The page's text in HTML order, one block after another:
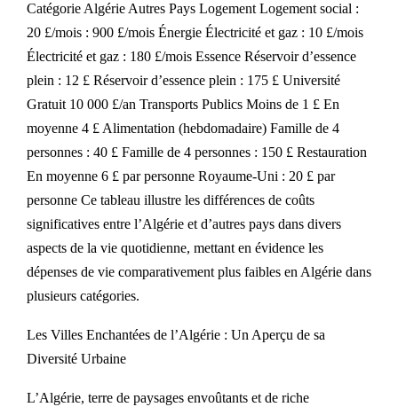
Catégorie Algérie Autres Pays Logement Logement social :
20 £/mois : 900 £/mois Énergie Électricité et gaz : 10 £/mois
Électricité et gaz : 180 £/mois Essence Réservoir d’essence
plein : 12 £ Réservoir d’essence plein : 175 £ Université
Gratuit 10 000 £/an Transports Publics Moins de 1 £ En
moyenne 4 £ Alimentation (hebdomadaire) Famille de 4
personnes : 40 £ Famille de 4 personnes : 150 £ Restauration
En moyenne 6 £ par personne Royaume-Uni : 20 £ par
personne Ce tableau illustre les différences de coûts
significatives entre l’Algérie et d’autres pays dans divers
aspects de la vie quotidienne, mettant en évidence les
dépenses de vie comparativement plus faibles en Algérie dans
plusieurs catégories.
Les Villes Enchantées de l’Algérie : Un Aperçu de sa
Diversité Urbaine
L’Algérie, terre de paysages envoûtants et de riche